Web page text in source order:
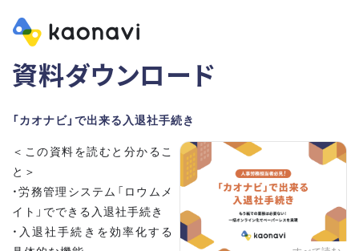
資料ダウンロード
「カオナビ」で出来る入退社手続き
＜この資料を読むと分かるこ
と＞
・労務管理システム「ロウムメ
イト」でできる入退社手続き
・入退社手続きを効率化する